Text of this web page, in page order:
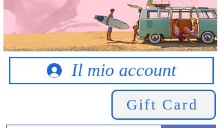
Il mio account
Gift Card